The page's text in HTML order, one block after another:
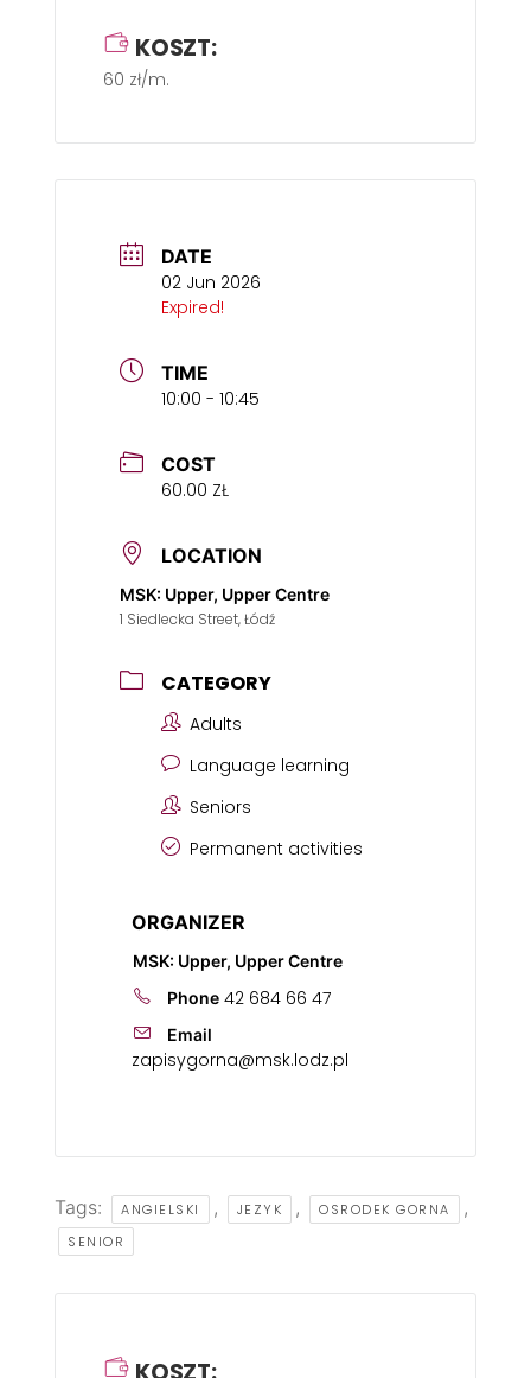
KOSZT:
60 zł/m.
DATE
02 Jun 2026
Expired!
TIME
10:00 - 10:45
COST
60.00 ZŁ
LOCATION
MSK: Upper, Upper Centre
1 Siedlecka Street, Łódź
CATEGORY
Adults
Language learning
Seniors
Permanent activities
ORGANIZER
MSK: Upper, Upper Centre
Phone 42 684 66 47
Email
zapisygorna@msk.lodz.pl
Tags: ANGIELSKI , JEZYK , OSRODEK GORNA ,
SENIOR